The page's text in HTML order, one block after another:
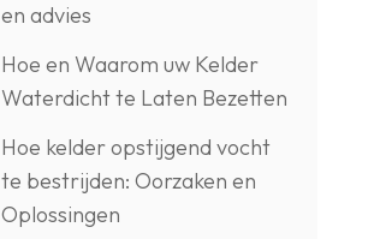
en advies
Hoe en Waarom uw Kelder
Waterdicht te Laten Bezetten
Hoe kelder opstijgend vocht
te bestrijden: Oorzaken en
Oplossingen